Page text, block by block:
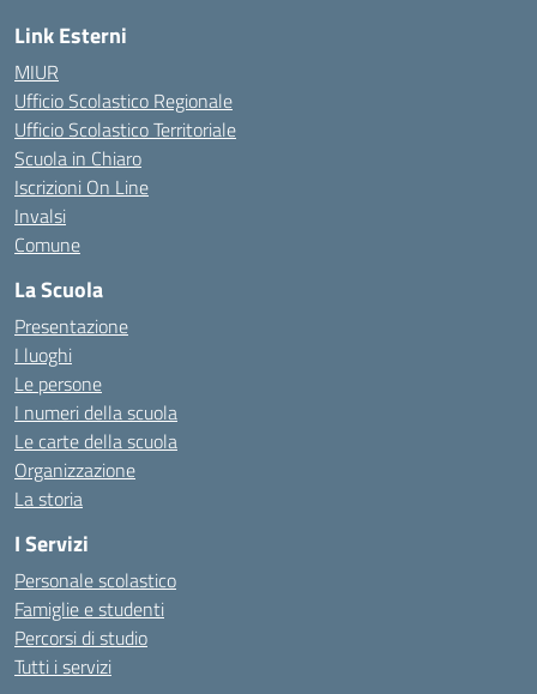
Link Esterni
MIUR
Ufficio Scolastico Regionale
Ufficio Scolastico Territoriale
Scuola in Chiaro
Iscrizioni On Line
Invalsi
Comune
La Scuola
Presentazione
I luoghi
Le persone
I numeri della scuola
Le carte della scuola
Organizzazione
La storia
I Servizi
Personale scolastico
Famiglie e studenti
Percorsi di studio
Tutti i servizi